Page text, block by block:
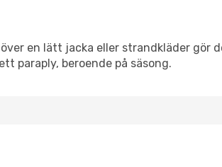
en lätt jacka eller strandkläder gör
paraply, beroende på säsong.